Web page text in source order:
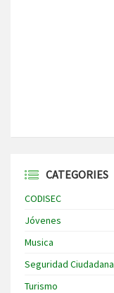
CATEGORIES
CODISEC
Jóvenes
Musica
Seguridad Ciudadana
Turismo